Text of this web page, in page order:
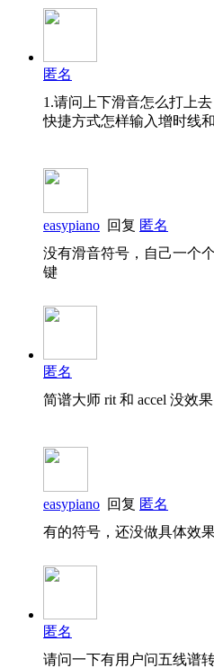
匿名
1.请问上下滑音怎么打上
快捷方式怎样输入增时线
easypiano 回复 匿名
没有滑音符号，自己一个
键
匿名
简谱大师 rit 和 accel 没效果
easypiano 回复 匿名
有的符号，还没做具体效果
匿名
请问一下有用户问五线谱